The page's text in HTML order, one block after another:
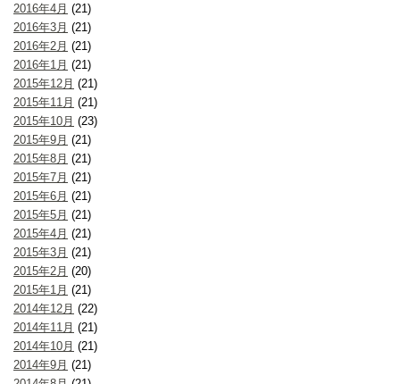
2016年4月 (21)
2016年3月 (21)
2016年2月 (21)
2016年1月 (21)
2015年12月 (21)
2015年11月 (21)
2015年10月 (23)
2015年9月 (21)
2015年8月 (21)
2015年7月 (21)
2015年6月 (21)
2015年5月 (21)
2015年4月 (21)
2015年3月 (21)
2015年2月 (20)
2015年1月 (21)
2014年12月 (22)
2014年11月 (21)
2014年10月 (21)
2014年9月 (21)